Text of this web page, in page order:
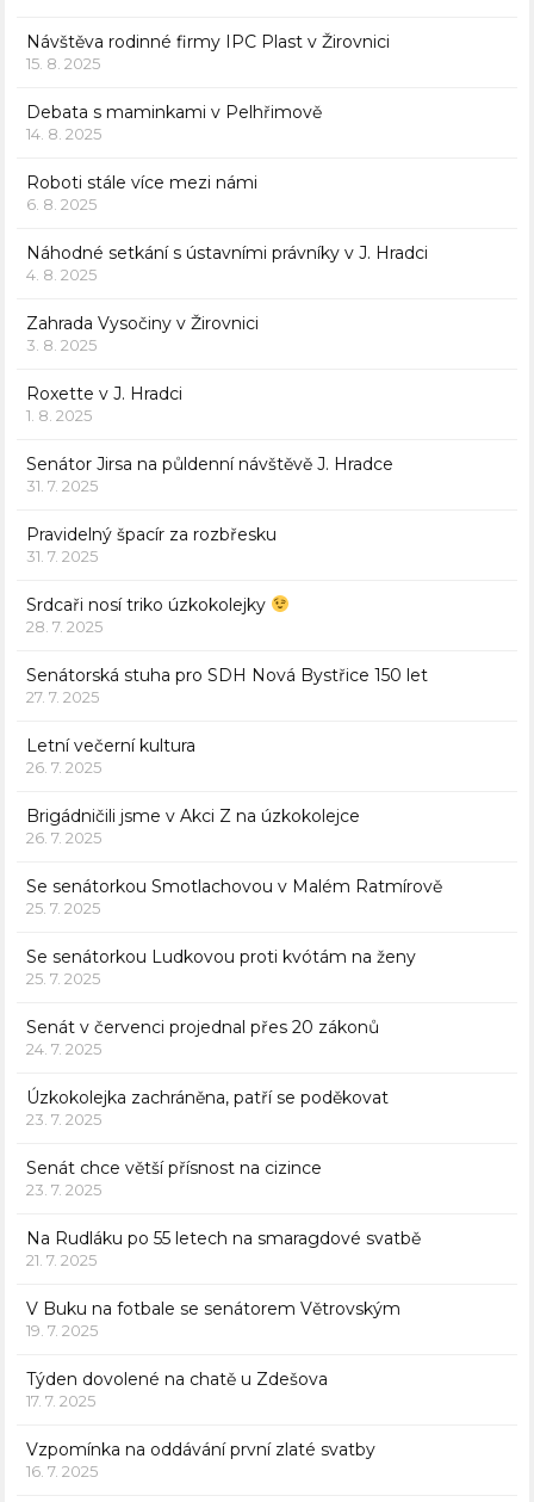
Návštěva rodinné firmy IPC Plast v Žirovnici
15. 8. 2025
Debata s maminkami v Pelhřimově
14. 8. 2025
Roboti stále více mezi námi
6. 8. 2025
Náhodné setkání s ústavními právníky v J. Hradci
4. 8. 2025
Zahrada Vysočiny v Žirovnici
3. 8. 2025
Roxette v J. Hradci
1. 8. 2025
Senátor Jirsa na půldenní návštěvě J. Hradce
31. 7. 2025
Pravidelný špacír za rozbřesku
31. 7. 2025
Srdcaři nosí triko úzkokolejky
28. 7. 2025
Senátorská stuha pro SDH Nová Bystřice 150 let
27. 7. 2025
Letní večerní kultura
26. 7. 2025
Brigádničili jsme v Akci Z na úzkokolejce
26. 7. 2025
Se senátorkou Smotlachovou v Malém Ratmírově
25. 7. 2025
Se senátorkou Ludkovou proti kvótám na ženy
25. 7. 2025
Senát v červenci projednal přes 20 zákonů
24. 7. 2025
Úzkokolejka zachráněna, patří se poděkovat
23. 7. 2025
Senát chce větší přísnost na cizince
23. 7. 2025
Na Rudláku po 55 letech na smaragdové svatbě
21. 7. 2025
V Buku na fotbale se senátorem Větrovským
19. 7. 2025
Týden dovolené na chatě u Zdešova
17. 7. 2025
Vzpomínka na oddávání první zlaté svatby
16. 7. 2025